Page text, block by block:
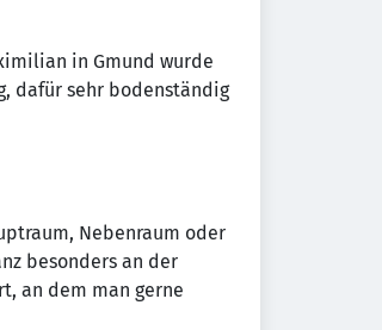
in Gmund wurde
dafür sehr bodenständig
Nebenraum oder
besonders an der
an dem man gerne